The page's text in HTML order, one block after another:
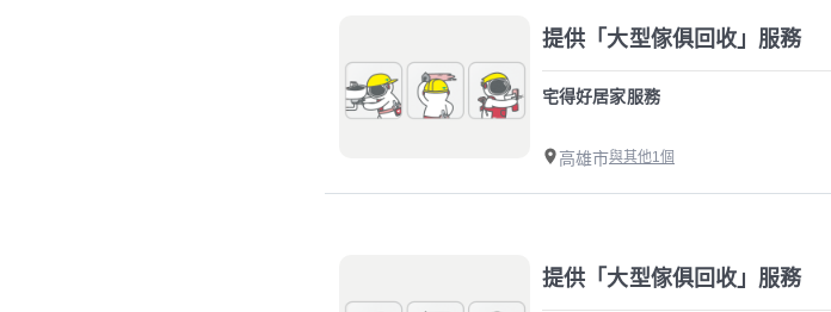
提供「大型傢俱回收」服務
宅得好居家服務
高雄市與其他1個
提供「大型傢俱回收」服務